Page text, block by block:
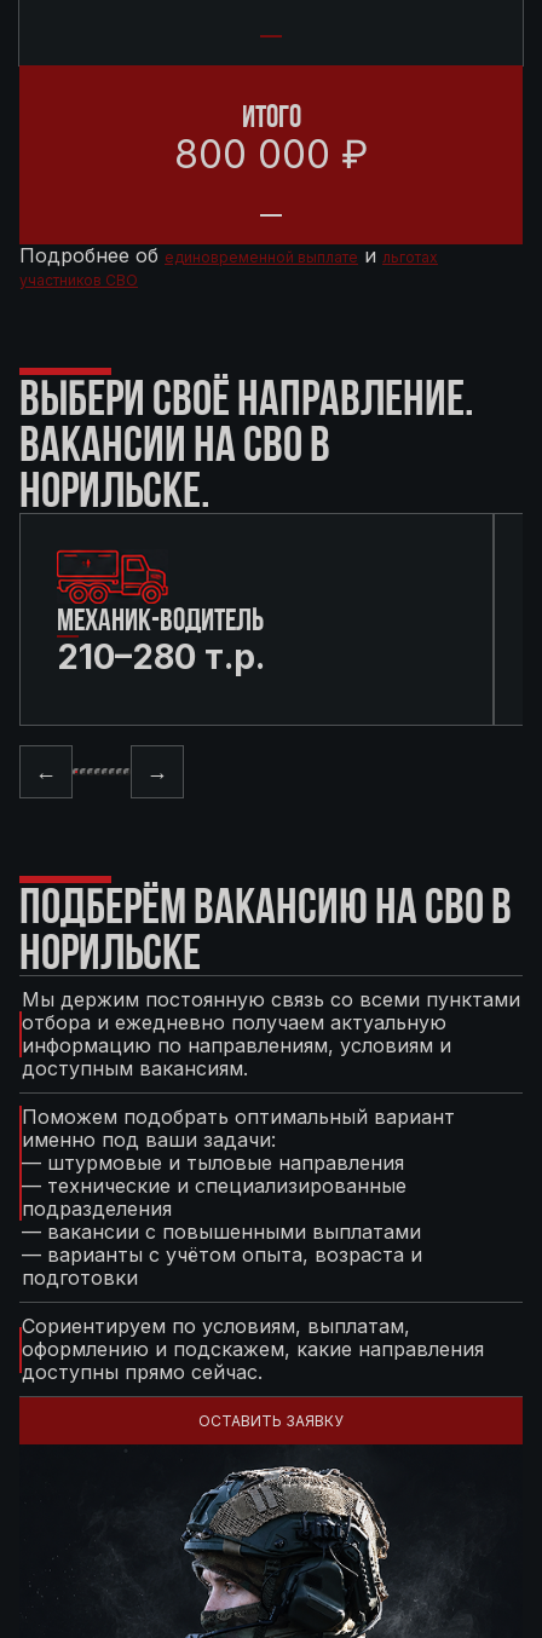
ИТОГО
800 000 ₽
Подробнее об единовременной выплате и льготах
участников СВО
ВЫБЕРИ СВОЁ НАПРАВЛЕНИЕ.
ВАКАНСИИ НА СВО В
НОРИЛЬСКЕ.
МЕХАНИК-ВОДИТЕЛЬ
210–280 т.р.
← →
ПОДБЕРЁМ ВАКАНСИЮ НА СВО В
НОРИЛЬСКЕ
Мы держим постоянную связь со всеми пунктами
отбора и ежедневно получаем актуальную
информацию по направлениям, условиям и
доступным вакансиям.
Поможем подобрать оптимальный вариант
именно под ваши задачи:
— штурмовые и тыловые направления
— технические и специализированные
подразделения
— вакансии с повышенными выплатами
— варианты с учётом опыта, возраста и
подготовки
Сориентируем по условиям, выплатам,
оформлению и подскажем, какие направления
доступны прямо сейчас.
ОСТАВИТЬ ЗАЯВКУ